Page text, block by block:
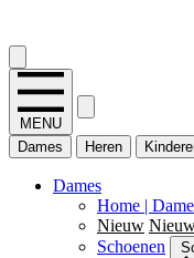
MENU
Dames
Heren
Dames
Home |
Nieuw
Schoenen